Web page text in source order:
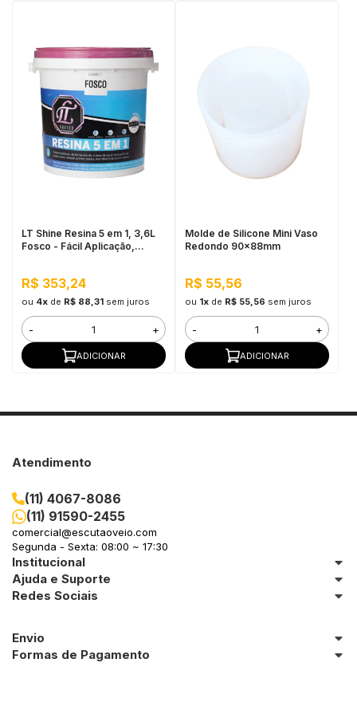
LT Shine Resina 5 em 1, 3,6L
Fosco - Fácil Aplicação,
R$ 353,24
ou 4xde R$ 88,31 sem juros
- +
ADICIONAR
Molde de Silicone Mini Vaso
Redondo 90x88mm
R$ 55,56
ou 1xde R$ 55,56 sem juros
- +
ADICIONAR
Atendimento
(11) 4067-8086
(11) 91590-2455
comercial@escutaoveio.com
Segunda - Sexta: 08:00 ~ 17:30
Institucional
Ajuda e Suporte
Redes Sociais
Envio
Formas de Pagamento